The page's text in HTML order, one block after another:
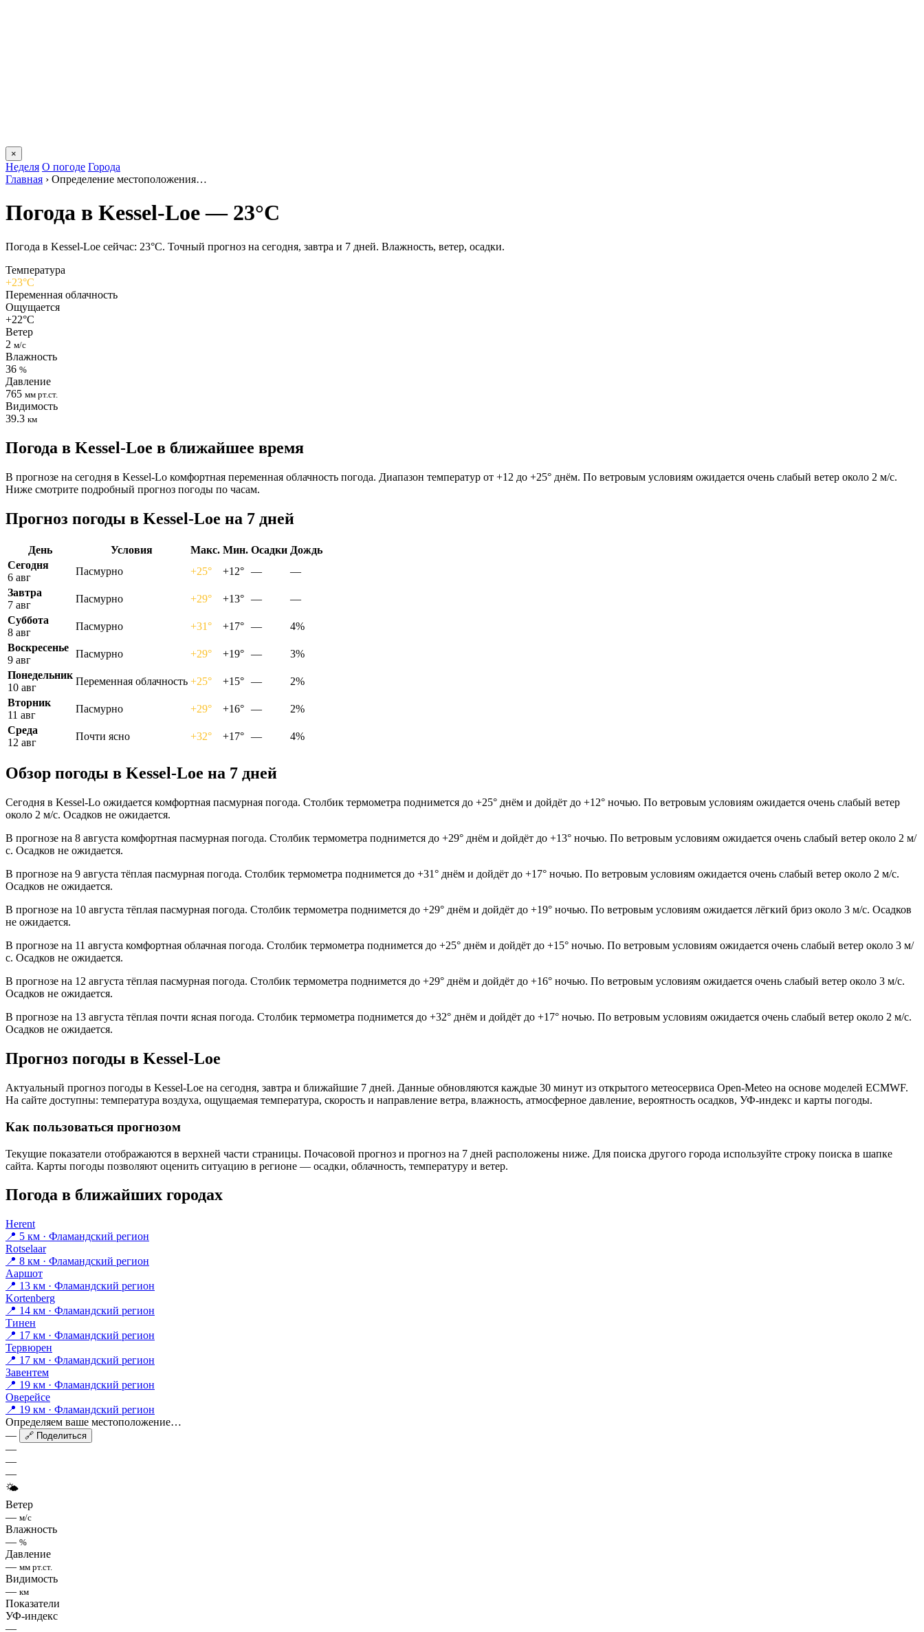
×
Неделя О погоде Города
Главная › Определение местоположения…
Погода в Kessel-Loе — 23°C
Погода в Kessel-Loе сейчас: 23°C. Точный прогноз на сегодня, завтра и 7 дней. Влажность, ветер, осадки.
Температура
+23°C
Переменная облачность
Ощущается
+22°C
Ветер
2 м/с
Влажность
36 %
Давление
765 мм рт.ст.
Видимость
39.3 км
Погода в Kessel-Loе в ближайшее время
В прогнозе на сегодня в Kessel-Lo комфортная переменная облачность погода. Диапазон температур от +12 до +25° днём. По ветровым условиям ожидается очень слабый ветер около 2 м/с.
Ниже смотрите подробный прогноз погоды по часам.
Прогноз погоды в Kessel-Loе на 7 дней
День Условия Макс. Мин. Осадки Дождь
Сегодня
6 авг
Пасмурно +25° +12° —
—
Завтра
7 авг
Пасмурно +29° +13° —
—
Суббота
8 авг
Пасмурно +31° +17° —
4%
Воскресенье
9 авг
Пасмурно +29° +19° —
3%
Понедельник
10 авг
Переменная облачность +25° +15° —
2%
Вторник
11 авг
Пасмурно +29° +16° —
2%
Среда
12 авг
Почти ясно +32° +17° — 4%
Обзор погоды в Kessel-Loе на 7 дней
Сегодня в Kessel-Lo ожидается комфортная пасмурная погода. Столбик термометра поднимется до +25° днём и дойдёт до +12° ночью. По ветровым условиям ожидается очень слабый ветер
около 2 м/с. Осадков не ожидается.
В прогнозе на 8 августа комфортная пасмурная погода. Столбик термометра поднимется до +29° днём и дойдёт до +13° ночью. По ветровым условиям ожидается очень слабый ветер около 2 м/
с. Осадков не ожидается.
В прогнозе на 9 августа тёплая пасмурная погода. Столбик термометра поднимется до +31° днём и дойдёт до +17° ночью. По ветровым условиям ожидается очень слабый ветер около 2 м/с.
Осадков не ожидается.
В прогнозе на 10 августа тёплая пасмурная погода. Столбик термометра поднимется до +29° днём и дойдёт до +19° ночью. По ветровым условиям ожидается лёгкий бриз около 3 м/с. Осадков
не ожидается.
В прогнозе на 11 августа комфортная облачная погода. Столбик термометра поднимется до +25° днём и дойдёт до +15° ночью. По ветровым условиям ожидается очень слабый ветер около 3 м/
с. Осадков не ожидается.
В прогнозе на 12 августа тёплая пасмурная погода. Столбик термометра поднимется до +29° днём и дойдёт до +16° ночью. По ветровым условиям ожидается очень слабый ветер около 3 м/с.
Осадков не ожидается.
В прогнозе на 13 августа тёплая почти ясная погода. Столбик термометра поднимется до +32° днём и дойдёт до +17° ночью. По ветровым условиям ожидается очень слабый ветер около 2 м/с.
Осадков не ожидается.
Прогноз погоды в Kessel-Loе
Актуальный прогноз погоды в Kessel-Loе на сегодня, завтра и ближайшие 7 дней. Данные обновляются каждые 30 минут из открытого метеосервиса Open-Meteo на основе моделей ECMWF.
На сайте доступны: температура воздуха, ощущаемая температура, скорость и направление ветра, влажность, атмосферное давление, вероятность осадков, УФ-индекс и карты погоды.
Как пользоваться прогнозом
Текущие показатели отображаются в верхней части страницы. Почасовой прогноз и прогноз на 7 дней расположены ниже. Для поиска другого города используйте строку поиска в шапке
сайта. Карты погоды позволяют оценить ситуацию в регионе — осадки, облачность, температуру и ветер.
Погода в ближайших городах
Herent
📍 5 км · Фламандский регион
Rotselaar
📍 8 км · Фламандский регион
Ааршот
📍 13 км · Фламандский регион
Kortenberg
📍 14 км · Фламандский регион
Тинен
📍 17 км · Фламандский регион
Тервюрен
📍 17 км · Фламандский регион
Завентем
📍 19 км · Фламандский регион
Оверейсе
📍 19 км · Фламандский регион
Определяем ваше местоположение…
—
🔗 Поделиться
—
—
—
🌤
Ветер
— м/с
Влажность
— %
Давление
— мм рт.ст.
Видимость
— км
Показатели
УФ-индекс
—